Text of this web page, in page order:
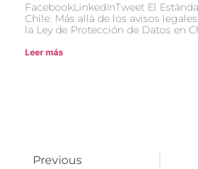
FacebookLinkedInTweet El
Chile: Más allá de los avisos
la Ley de Protección de Datos en
Leer más
Previous